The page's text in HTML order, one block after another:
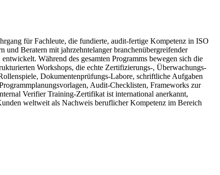
für Fachleute, die fundierte, audit-fertige Kompetenz in ISO
Beratern mit jahrzehntelanger branchenübergreifender
Während des gesamten Programms bewegen sich die
Workshops, die echte Zertifizierungs-, Überwachungs-
Dokumentenprüfungs-Labore, schriftliche Aufgaben
Audit-Checklisten, Frameworks zur
Verifier Training-Zertifikat ist international anerkannt,
weltweit als Nachweis beruflicher Kompetenz im Bereich